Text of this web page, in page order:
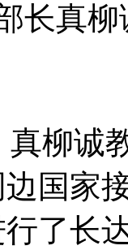
长真
柳诚
国家
了长